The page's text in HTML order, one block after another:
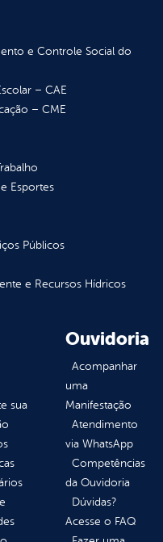
e Controle Social do
– CAE
– CME
Esportes
Públicos
e Recursos Hídricos
sua
Ouvidoria
Acompanhar
uma
Manifestação
Atendimento
via WhatsApp
Competências
da Ouvidoria
Dúvidas?
Acesse o FAQ